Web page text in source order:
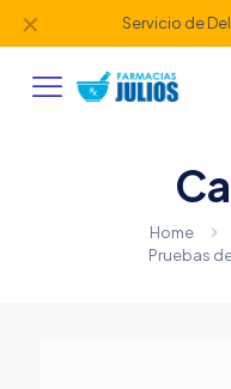
Servicio de
✕
Home
Pruebas